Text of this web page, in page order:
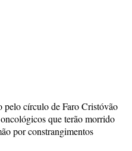
pelo círculo de Faro Cristóvão
que terão morrido
por constrangimentos